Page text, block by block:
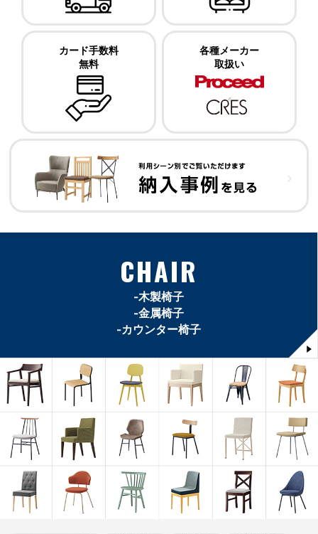
カード手数料
無料
各種メーカー
取扱い
CHAIR
-木製椅子
-金属椅子
-カウンター椅子